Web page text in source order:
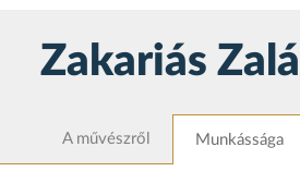
Zakariás
A művészről Munkássága